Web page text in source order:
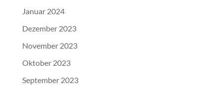
Januar 2024
Dezember 2023
November 2023
Oktober 2023
September 2023